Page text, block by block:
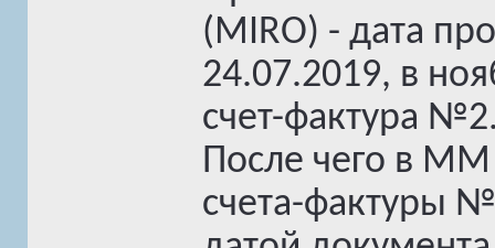
(MIRO) - дата
24.07.2019, в
счет-фактура
После чего в
счета-фактуры